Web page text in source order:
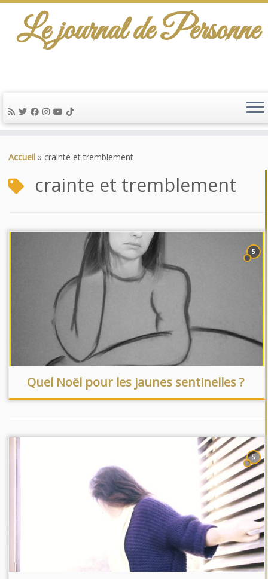
au
Le journal de Personne
Accueil » crainte et tremblement
crainte et tremblement
5
Quel Noël pour les jaunes sentinelles ?
5